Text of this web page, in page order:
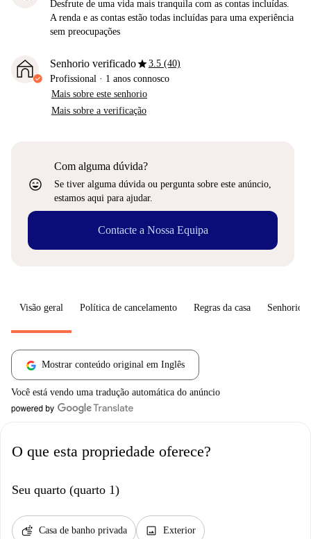
Desfrute de uma vida mais tranquila com as contas incluídas.
A renda e as contas estão todas incluídas para uma experiência
sem preocupações
Senhorio verificadostar3.5 (40)
Profissional · 1 anos connosco
Mais sobre este senhorio
Mais sobre a verificação
sentiment_very_satisfied
Com alguma dúvida?
Se tiver alguma dúvida ou pergunta sobre este anúncio,
estamos aqui para ajudar.
Contacte a Nossa Equipa
Visão geral Política de cancelamento Regras da casa Senhorio
Mostrar conteúdo original em Inglês
Você está vendo uma tradução automática do anúncio
O que esta propriedade oferece?
Seu quarto (quarto 1)
soap Casa de banho privada image Exterior